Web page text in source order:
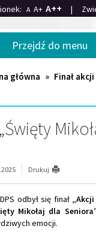
A A+ A++ |
Przejdź do menu
główna » Finał
Drukuj
odbył się finał
Mikołaj dla
emocji.